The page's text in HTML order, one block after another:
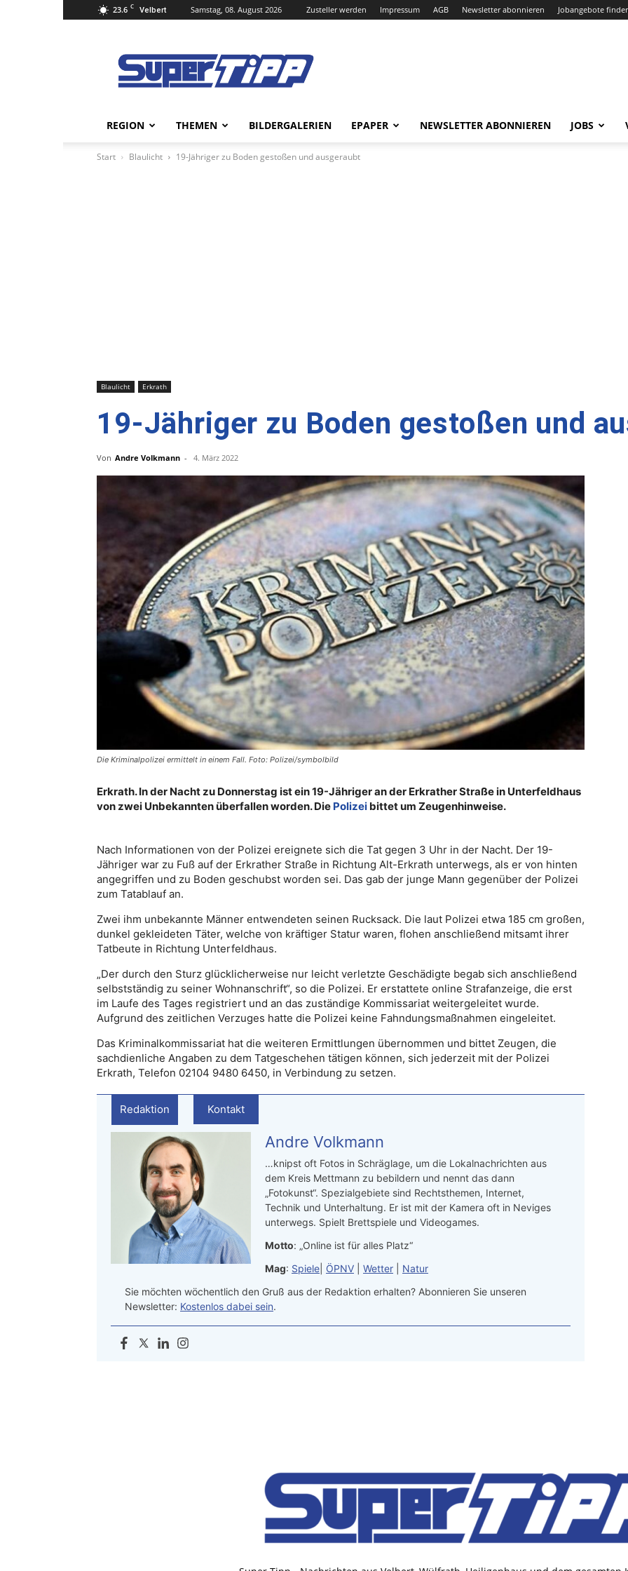
23.6 C Velbert Samstag, 08. August 2026 Zusteller werden Impressum AGB Newsletter abonnieren Jobangebote
Tipp
Online
REGION THEMEN BILDERGALERIEN EPAPER NEWSLETTER ABONNIEREN JOBS
Start Blaulicht 19-Jähriger zu Boden gestoßen und ausgeraubt
Blaulicht Erkrath
19-Jähriger zu Boden gestoßen und
Von Andre Volkmann - 4. März 2022
Die Kriminalpolizei ermittelt in einem Fall. Foto: Polizei/symbolbild
Erkrath. In der Nacht zu Donnerstag ist ein 19-Jähriger an der Erkrather Straße in Unterfeldhaus
von zwei Unbekannten überfallen worden. Die Polizei bittet um Zeugenhinweise.
Nach Informationen von der Polizei ereignete sich die Tat gegen 3 Uhr in der Nacht. Der 19-
Jähriger war zu Fuß auf der Erkrather Straße in Richtung Alt-Erkrath unterwegs, als er von hinten
angegriffen und zu Boden geschubst worden sei. Das gab der junge Mann gegenüber der Polizei
zum Tatablauf an.
Zwei ihm unbekannte Männer entwendeten seinen Rucksack. Die laut Polizei etwa 185 cm großen,
dunkel gekleideten Täter, welche von kräftiger Statur waren, flohen anschließend mitsamt ihrer
Tatbeute in Richtung Unterfeldhaus.
„Der durch den Sturz glücklicherweise nur leicht verletzte Geschädigte begab sich anschließend
selbstständig zu seiner Wohnanschrift“, so die Polizei. Er erstattete online Strafanzeige, die erst
im Laufe des Tages registriert und an das zuständige Kommissariat weitergeleitet wurde.
Aufgrund des zeitlichen Verzuges hatte die Polizei keine Fahndungsmaßnahmen eingeleitet.
Das Kriminalkommissariat hat die weiteren Ermittlungen übernommen und bittet Zeugen, die
sachdienliche Angaben zu dem Tatgeschehen tätigen können, sich jederzeit mit der Polizei
Erkrath, Telefon 02104 9480 6450, in Verbindung zu setzen.
Redaktion Kontakt
Andre Volkmann
…knipst oft Fotos in Schräglage, um die Lokalnachrichten aus
dem Kreis Mettmann zu bebildern und nennt das dann
„Fotokunst“. Spezialgebiete sind Rechtsthemen, Internet,
Technik und Unterhaltung. Er ist mit der Kamera oft in Neviges
unterwegs. Spielt Brettspiele und Videogames.
Motto: „Online ist für alles Platz“
Mag: Spiele ÖPNV Wetter
Natur
Sie möchten wöchentlich den Gruß aus der Redaktion erhalten? Abonnieren Sie unseren
Newsletter: Kostenlos dabei sein.